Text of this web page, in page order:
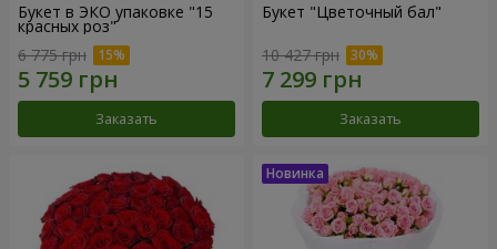
Букет в ЭКО упаковке "15
красных роз"
6 775 грн
Заказать
Букет "Цветочный бал"
10 427 грн
Заказать